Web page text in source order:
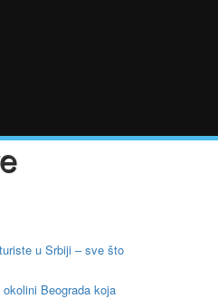
u Srbiji – sve što
Beograda koja